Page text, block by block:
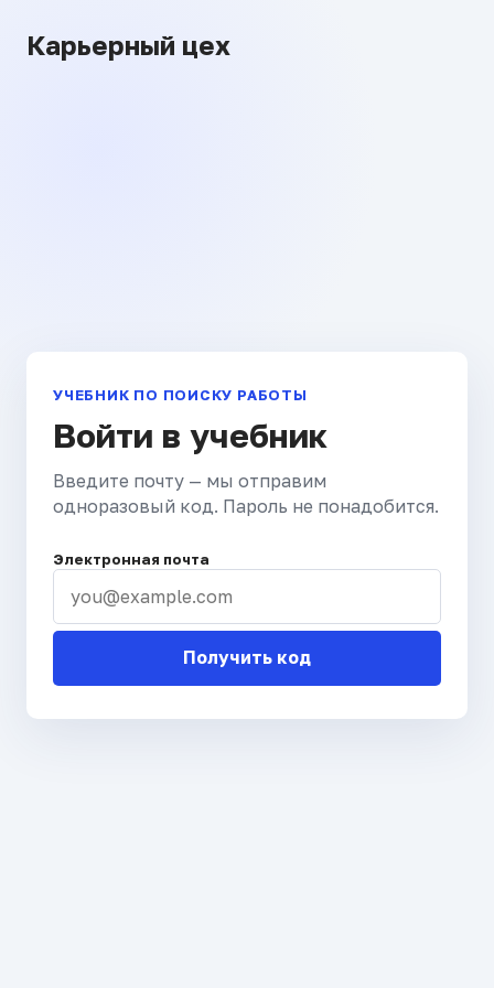
Карьерный цех
УЧЕБНИК ПО ПОИСКУ РАБОТЫ
Войти в учебник
Введите почту — мы отправим
одноразовый код. Пароль не понадобится.
Электронная почта
Получить код